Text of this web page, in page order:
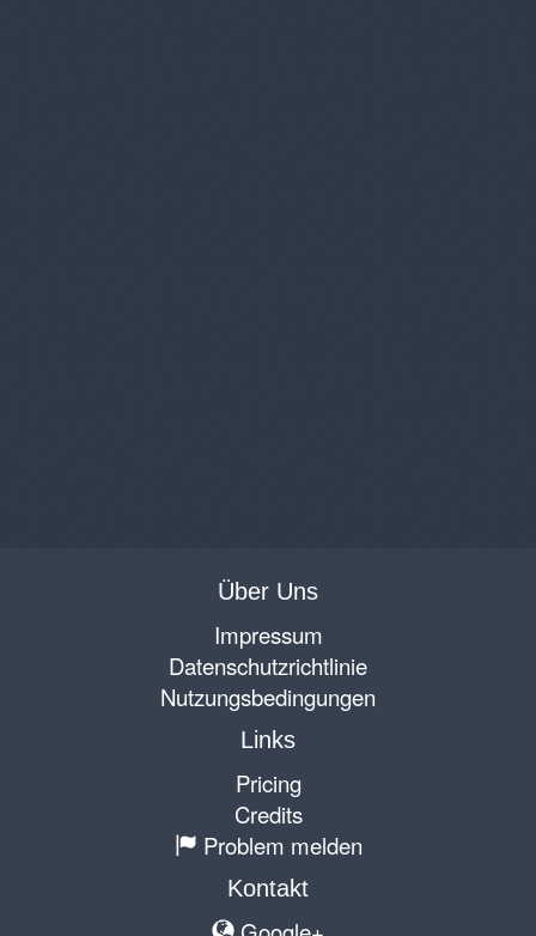
Über Uns
Impressum
Datenschutzrichtlinie
Nutzungsbedingungen
Links
Pricing
Credits
Problem melden
Kontakt